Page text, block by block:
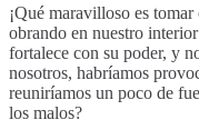
¡Qué maravilloso es
obrando en nuestro
fortalece con su poder, y
nosotros, habríamos
reuniríamos un poco de
los malos?